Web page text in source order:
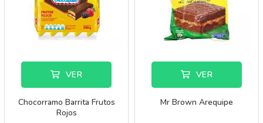
VER
Chocorramo Barrita Frutos
Rojos
VER
Mr Brown Arequipe